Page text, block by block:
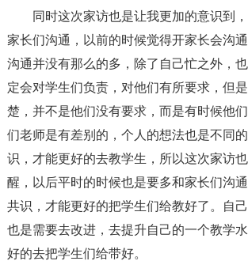
同时这次家访也是让我更加的意识到
家长们沟通，以前的时候觉得开家长会沟
沟通并没有那么的多，除了自己忙之外，
定会对学生们负责，对他们有所要求，但
楚，并不是他们没有要求，而是有时候他
们老师是有差别的，个人的想法也是不同
识，才能更好的去教学生，所以这次家访
醒，以后平时的时候也是要多和家长们沟
共识，才能更好的把学生们给教好了。自
也是需要去改进，去提升自己的一个教学
好的去把学生们给带好。